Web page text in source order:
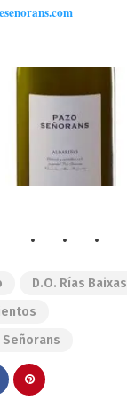
D.O. Rías Baixas
Señorans